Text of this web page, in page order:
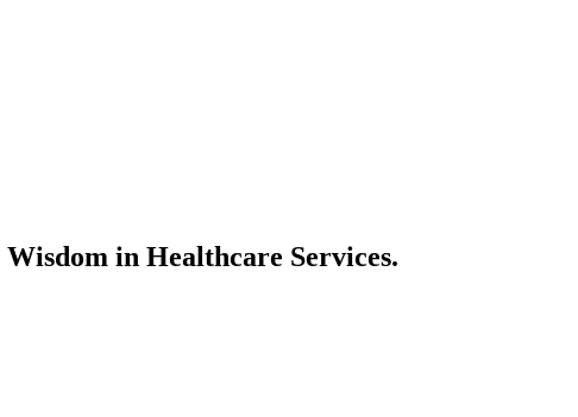
in Healthcare Services.